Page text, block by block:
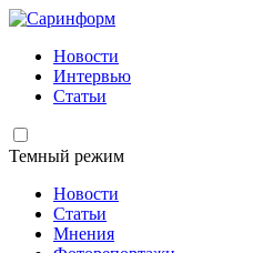
Новости
Интервью
Статьи
Темный режим
Новости
Статьи
Мнения